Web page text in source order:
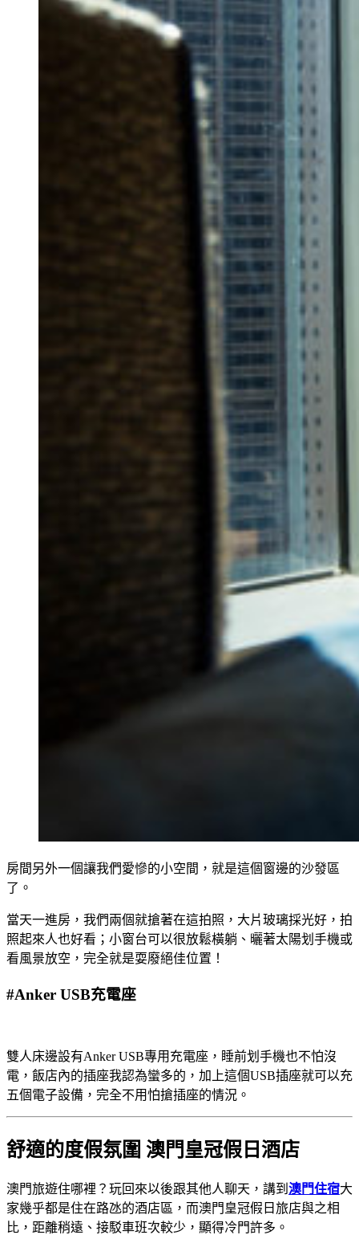
房間另外一個讓我們愛慘的小空間，就是這個窗邊的沙發區
了。
當天一進房，我們兩個就搶著在這拍照，大片玻璃採光好，拍
照起來人也好看；小窗台可以很放鬆橫躺、曬著太陽划手機或
看風景放空，完全就是耍廢絕佳位置！
#Anker USB充電座
雙人床邊設有Anker USB專用充電座，睡前划手機也不怕沒
電，飯店內的插座我認為蠻多的，加上這個USB插座就可以充
五個電子設備，完全不用怕搶插座的情況。
舒適的度假氛圍 澳門皇冠假日酒店
澳門旅遊住哪裡？玩回來以後跟其他人聊天，講到 澳門住宿大
家幾乎都是住在路氹的酒店區，而澳門皇冠假日旅店與之相
比，距離稍遠、接駁車班次較少，顯得冷門許多。